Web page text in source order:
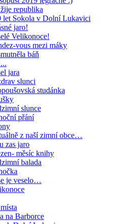
republika
let Sokola v Dolní Lukavici
jaro!
Velikonoce!
vous mezi máky
báň
jara
slunci
studánka
slunce
přání
z naší zimní obce…
zas jaro
měsíc knihy
balada
je veselo…
na Barborce